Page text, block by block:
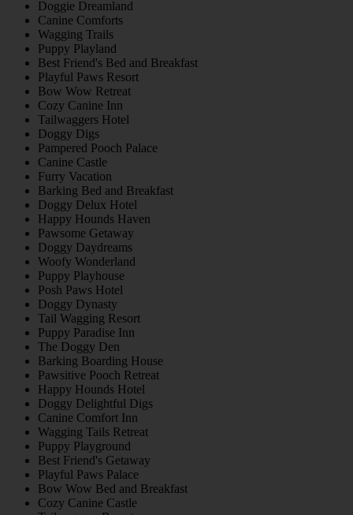
Doggie Dreamland
Canine Comforts
Wagging Trails
Puppy Playland
Best Friend's Bed and Breakfast
Playful Paws Resort
Bow Wow Retreat
Cozy Canine Inn
Tailwaggers Hotel
Doggy Digs
Pampered Pooch Palace
Canine Castle
Furry Vacation
Barking Bed and Breakfast
Doggy Delux Hotel
Happy Hounds Haven
Pawsome Getaway
Doggy Daydreams
Woofy Wonderland
Puppy Playhouse
Posh Paws Hotel
Doggy Dynasty
Tail Wagging Resort
Puppy Paradise Inn
The Doggy Den
Barking Boarding House
Pawsitive Pooch Retreat
Happy Hounds Hotel
Doggy Delightful Digs
Canine Comfort Inn
Wagging Tails Retreat
Puppy Playground
Best Friend's Getaway
Playful Paws Palace
Bow Wow Bed and Breakfast
Cozy Canine Castle